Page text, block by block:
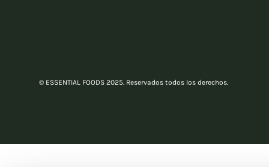
© ESSENTIAL FOODS 2025. Reservados todos los derechos.